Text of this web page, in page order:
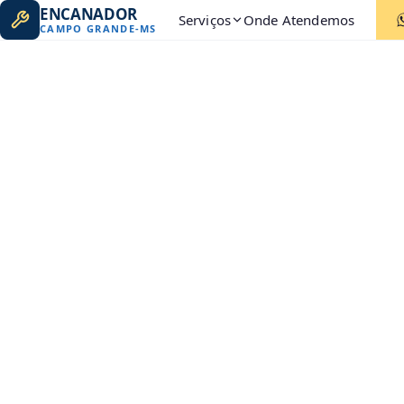
ENCANADOR
CAMPO GRANDE-MS Serviços Onde Atendemos